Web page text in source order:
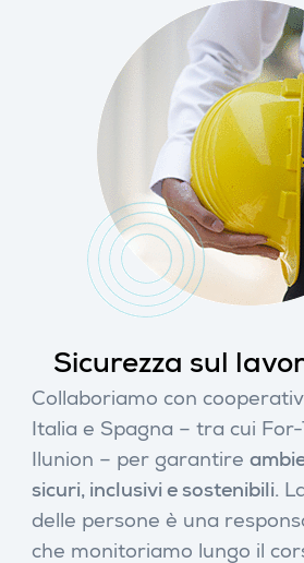
Sicurezza sul
Collaboriamo con
Italia e Spagna – tra cui For-
Ilunion – per garantire
sicuri, inclusivi e sostenibili.
delle persone è una
che monitoriamo lungo il